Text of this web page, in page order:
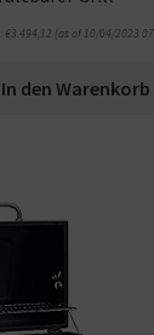
€3.494,12 (as of 10/04/2023
In den Warenkorb